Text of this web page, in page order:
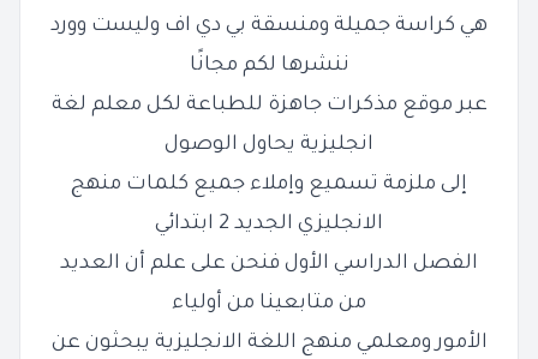
هي كراسة جميلة ومنسقة بي دي اف وليست وورد
ننشرها لكم مجانًا
عبر موقع مذكرات جاهزة للطباعة لكل معلم لغة
انجليزية يحاول الوصول
إلى ملزمة تسميع وإملاء جميع كلمات منهج
الانجليزي الجديد 2 ابتدائي
الفصل الدراسي الأول فنحن على علم أن العديد
من متابعينا من أولياء
الأمور ومعلمي منهج اللغة الانجليزية يبحثون عن